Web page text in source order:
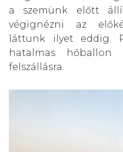
a szemünk előtt
végignézni az
láttunk ilyet eddig.
hatalmas
felszállásra.